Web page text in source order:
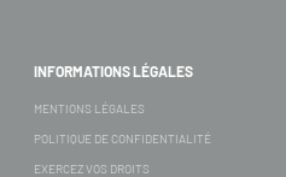
INFORMATIONS LÉGALES
MENTIONS LÉGALES
POLITIQUE DE CONFIDENTIALITÉ
EXERCEZ VOS DROITS